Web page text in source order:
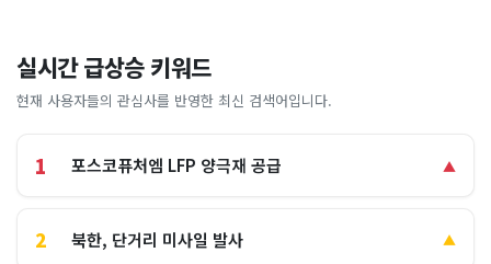
실시간 급상승 키워드
현재 사용자들의 관심사를 반영한 최신 검색어입니다.
1 포스코퓨처엠 LFP 양극재 공급 ▲
2 북한, 단거리 미사일 발사 ▲